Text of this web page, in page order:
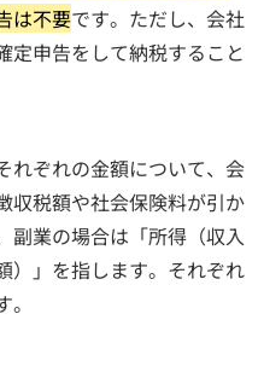
は不要です。ただし、会社
定申告をして納税すること
れぞれの金額について、会
収税額や社会保険料が引か
副業の場合は「所得（収入
）」を指します。それぞれ